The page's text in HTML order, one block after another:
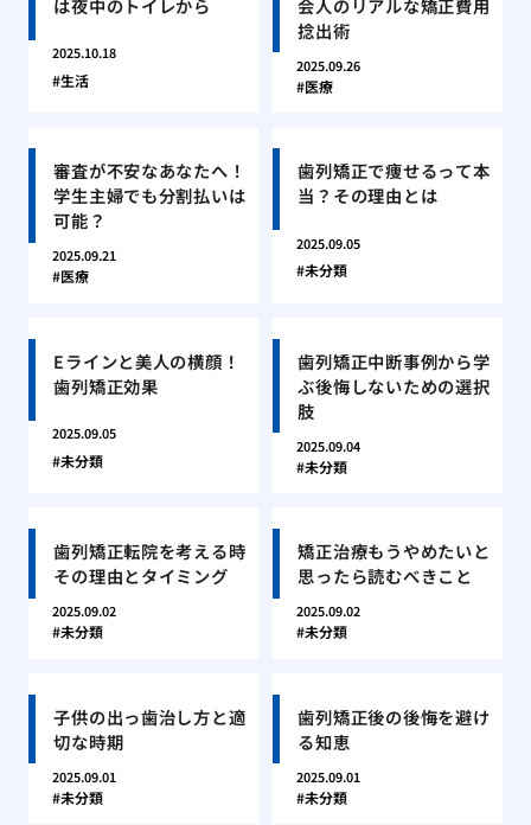
は夜中のトイレから
2025.10.18
生活
会人のリアルな矯正費用
捻出術
2025.09.26
医療
審査が不安なあなたへ！
学生主婦でも分割払いは
可能？
2025.09.21
医療
歯列矯正で痩せるって本
当？その理由とは
2025.09.05
未分類
Eラインと美人の横顔！
歯列矯正効果
2025.09.05
未分類
歯列矯正中断事例から学
ぶ後悔しないための選択
肢
2025.09.04
未分類
歯列矯正転院を考える時
その理由とタイミング
2025.09.02
未分類
矯正治療もうやめたいと
思ったら読むべきこと
2025.09.02
未分類
子供の出っ歯治し方と適
切な時期
2025.09.01
未分類
歯列矯正後の後悔を避け
る知恵
2025.09.01
未分類